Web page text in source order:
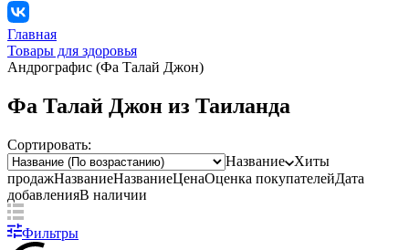
Главная
Товары для здоровья
Андрографис (Фа Талай Джон)
Фа Талай Джон из Таиланда
Сортировать:
Название
Хиты
продажНазваниеНазваниеЦенаОценка покупателейДата
добавленияВ наличии
Фильтры